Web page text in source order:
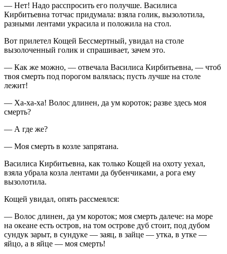
— Нет! Надо расспросить его получше. Василиса
Кирбитьевна тотчас придумала: взяла голик, вызолотила,
разными лентами украсила и положила на стол.
Вот прилетел Кощей Бессмертный, увидал на столе
вызолоченный голик и спрашивает, зачем это.
— Как же можно, — отвечала Василиса Кирбитьевна, — чтоб
твоя смерть под порогом валялась; пусть лучше на столе
лежит!
— Ха-ха-ха! Волос длинен, да ум короток; разве здесь моя
смерть?
— А где же?
— Моя смерть в козле запрятана.
Василиса Кирбитьевна, как только Кощей на охоту уехал,
взяла убрала козла лентами да бубенчиками, а рога ему
вызолотила.
Кощей увидал, опять рассмеялся:
— Волос длинен, да ум короток; моя смерть далече: на море
на океане есть остров, на том острове дуб стоит, под дубом
сундук зарыт, в сундуке — заяц, в зайце — утка, в утке —
яйцо, а в яйце — моя смерть!